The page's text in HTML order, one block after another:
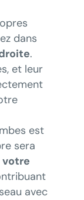
dans
.
et leur
est
sera
avec